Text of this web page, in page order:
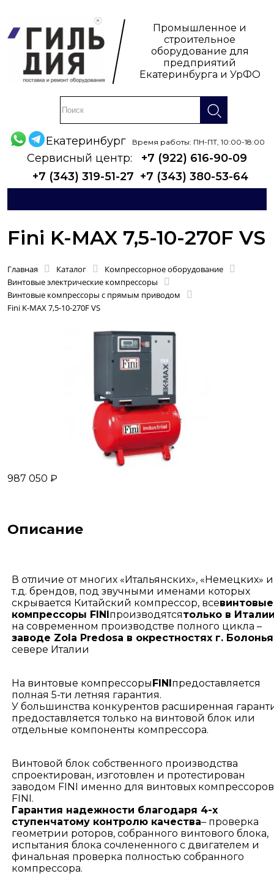
Промышленное и
строительное
оборудование для
предприятий
Екатеринбурга и УрФО
Екатеринбург Время работы: ПН-ПТ, 10:00-18:00
Сервисный центр:
+7 (922) 616-90-09
+7 (343) 319-51-27 +7 (343) 380-53-64
Fini K-MAX 7,5-10-270F VS
Главная Каталог
Компрессорное оборудование
Винтовые электрические компрессоры
Винтовые компрессоры с прямым приводом
Fini K-MAX 7,5-10-270F VS
987 050 ₽
Описание
В отличие от многих «Итальянских», «Немецких» и
т.д. брендов, под звучными именами которых
скрывается Китайский компрессор, всевинтовые
компрессоры FINIпроизводятсятолько в
на современном производстве полного цикла –
заводе Zola Predosa в окрестностях г. Болонья
севере Италии
На винтовые компрессорыFINIпредоставляется
полная 5-ти летняя гарантия.
У большинства конкурентов расширенная
предоставляется только на винтовой блок или
отдельные компоненты компрессора.
Винтовой блок собственного производства
спроектирован, изготовлен и протестирован
заводом FINI именно для винтовых компрессоров
FINI.
Гарантия надежности благодаря 4-х
ступенчатому контролю качества– проверка
геометрии роторов, собранного винтового блока,
испытания блока сочлененного с двигателем и
финальная проверка полностью собранного
компрессора.